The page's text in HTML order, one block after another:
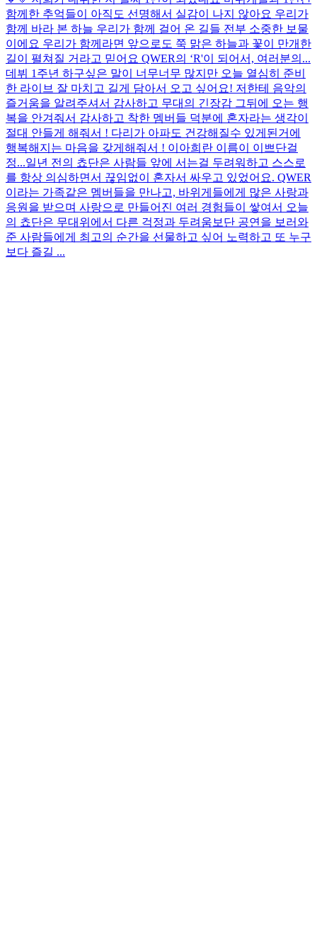
함께한 추억들이 아직도 선명해서 실감이 나지 않아요 우리가
함께 바라 본 하늘 우리가 함께 걸어 온 길들 전부 소중한 보물
이에요 우리가 함께라면 앞으로도 쭉 맑은 하늘과 꽃이 만개한
길이 펼쳐질 거라고 믿어요 QWER의 ‘R'이 되어서, 여러분의...
데뷔 1주년 하구싶은 말이 너무너무 많지만 오늘 열심히 준비
한 라이브 잘 마치고 길게 담아서 오고 싶어요! 저한테 음악의
즐거움을 알려주셔서 감사하고 무대의 긴장감 그뒤에 오는 행
복을 안겨줘서 감사하고 착한 멤버들 덕분에 혼자라는 생각이
절대 안들게 해줘서 ! 다리가 아파도 건강해질수 있게된거에
행복해지는 마음을 갖게해줘서 ! 이아희란 이름이 이쁘단걸
정...일년 전의 쵸단은 사람들 앞에 서는걸 두려워하고 스스로
를 항상 의심하면서 끊임없이 혼자서 싸우고 있었어요. QWER
이라는 가족같은 멤버들을 만나고, 바위게들에게 많은 사랑과
응원을 받으며 사랑으로 만들어진 여러 경험들이 쌓여서 오늘
의 쵸단은 무대위에서 다른 걱정과 두려움보단 공연을 보러와
준 사람들에게 최고의 순간을 선물하고 싶어 노력하고 또 누구
보다 즐길 ...